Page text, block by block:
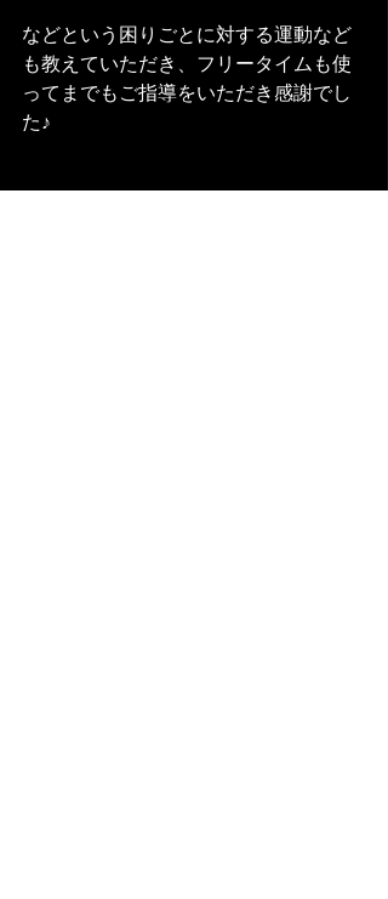
などという困りごとに対する運動など
も教えていただき、フリータイムも使
ってまでもご指導をいただき感謝でし
た♪